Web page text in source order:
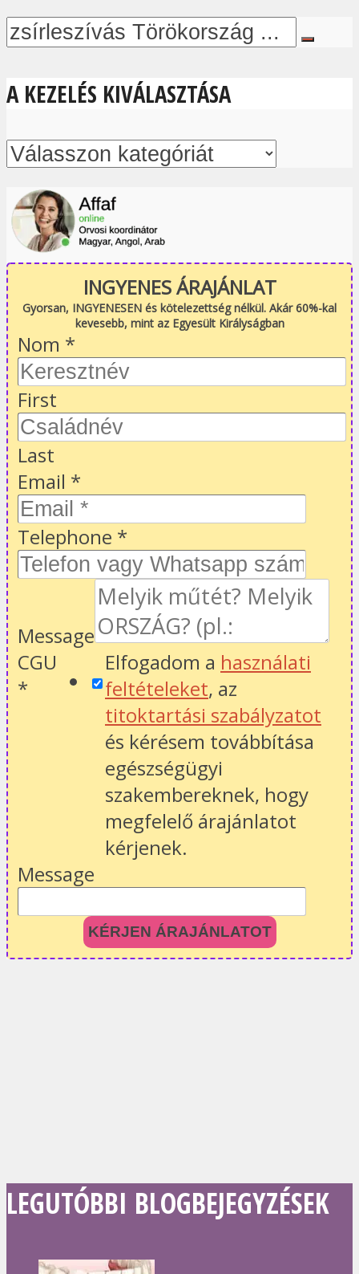
A KEZELÉS KIVÁLASZTÁSA
INGYENES ÁRAJÁNLAT
Gyorsan, INGYENESEN és kötelezettség nélkül. Akár 60%-kal
kevesebb, mint az Egyesült Királyságban
Nom *
First
Last
Email *
Telephone *
Message
CGU
*
Elfogadom a használati
feltételeket, az
titoktartási szabályzatot
és kérésem továbbítása
egészségügyi
szakembereknek, hogy
megfelelő árajánlatot
kérjenek.
Message
KÉRJEN ÁRAJÁNLATOT
LEGUTÓBBI BLOGBEJEGYZÉSEK